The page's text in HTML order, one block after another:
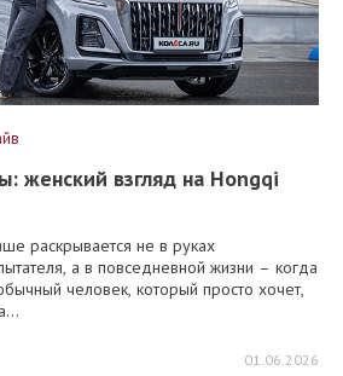
женский взгляд на Hongqi
раскрывается не в руках
а в повседневной жизни – когда
человек, который просто хочет,
01.06.2026